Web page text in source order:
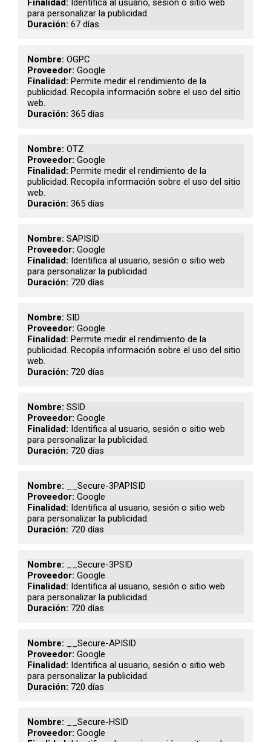
Identifica al usuario, sesión o sitio web
para personalizar la publicidad.
67 días
OGPC
Google
Permite medir el rendimiento de la
publicidad. Recopila información sobre el uso del sitio
web.
365 días
OTZ
Google
Permite medir el rendimiento de la
publicidad. Recopila información sobre el uso del sitio
web.
365 días
SAPISID
Google
Identifica al usuario, sesión o sitio web
para personalizar la publicidad.
720 días
SID
Google
Permite medir el rendimiento de la
publicidad. Recopila información sobre el uso del sitio
web.
720 días
SSID
Google
Identifica al usuario, sesión o sitio web
para personalizar la publicidad.
720 días
__Secure-3PAPISID
Google
Identifica al usuario, sesión o sitio web
para personalizar la publicidad.
720 días
__Secure-3PSID
Google
Identifica al usuario, sesión o sitio web
para personalizar la publicidad.
720 días
__Secure-APISID
Google
Identifica al usuario, sesión o sitio web
para personalizar la publicidad.
720 días
__Secure-HSID
Google